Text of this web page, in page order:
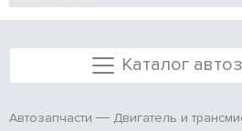
Каталог
Автозапчасти Двигатель и